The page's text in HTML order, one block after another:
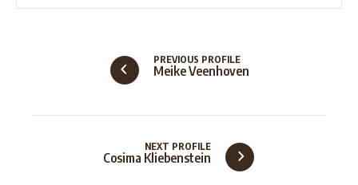
Meike Veenhoven
PREVIOUS PROFILE
Cosima Kliebenstein
NEXT PROFILE